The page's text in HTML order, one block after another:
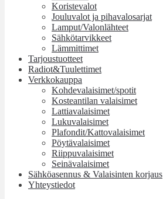
Koristevalot
Jouluvalot ja pihavalosarjat
Lamput/Valonlähteet
Sähkötarvikkeet
Lämmittimet
Tarjoustuotteet
Radiot&Tuulettimet
Verkkokauppa
Kohdevalaisimet/spotit
Kosteantilan valaisimet
Lattiavalaisimet
Lukuvalaisimet
Plafondit/Kattovalaisimet
Pöytävalaisimet
Riippuvalaisimet
Seinävalaisimet
Sähköasennus & Valaisinten korjaus
Yhteystiedot